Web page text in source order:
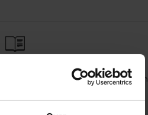
Ontdek alle modellen en uitvoeringen